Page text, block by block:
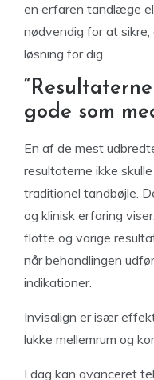
en erfaren tandlæge
nødvendig for at
løsning for dig.
gode som
En af de mest
resultaterne ikke
traditionel tandbøjle.
og klinisk erfaring
flotte og varige
når behandlingen
indikationer.
Invisalign er især
lukke mellemrum og
I dag kan avanceret